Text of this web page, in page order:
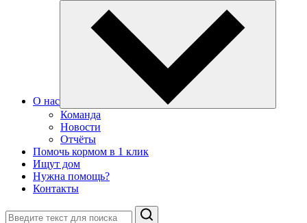
О нас
Команда
Новости
Отчёты
Помочь кормом в 1 клик
Ищут дом
Нужна помощь?
Контакты
Поиск